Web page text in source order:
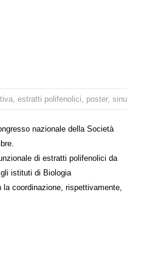
, estratti polifenolici, poster, sinu
nazionale della Società
di estratti polifenolici da
istituti di Biologia
la coordinazione, rispettivamente,